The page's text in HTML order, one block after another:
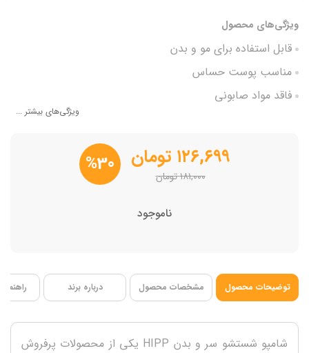
ویژگی‌های محصول
قابل استفاده برای مو و بدن
مناسب پوست حساس
فاقد مواد صابونی
ویژگی‌های بیشتر ...
۱۲۶,۶۹۹ تومان
۱۸۱,۰۰۰تومان %30
ناموجود
توضیحات محصول مشخصات محصول درباره برند
شامپو شستشو سر و بدن HIPP یکی از محصولات پرفروش